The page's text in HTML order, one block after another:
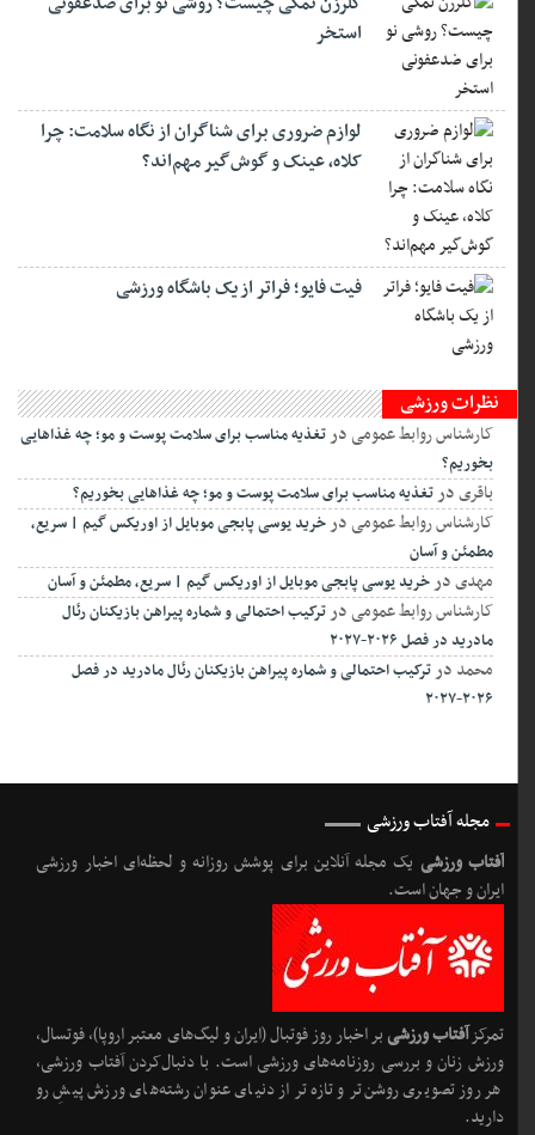
استخر
لوازم ضروری برای شناگران از نگاه سلامت: چرا
کلاه، عینک و گوش‌گیر مهم‌اند؟
فیت ‌فایو؛ فراتر از یک باشگاه ورزشی
نظرات ورزشی
کارشناس روابط عمومیدرتغذیه مناسب برای سلامت پوست و مو؛ چه غذاهایی
بخوریم؟
باقریدرتغذیه مناسب برای سلامت پوست و مو؛ چه غذاهایی بخوریم؟
کارشناس روابط عمومیدرخرید یوسی پابجی موبایل از اوریکس گیم | سریع،
مطمئن و آسان
مهدیدرخرید یوسی پابجی موبایل از اوریکس گیم | سریع، مطمئن و آسان
کارشناس روابط عمومیدرترکیب احتمالی و شماره پیراهن بازیکنان رئال
مادرید در فصل ۲۰۲۶-۲۰۲۷
محمددرترکیب احتمالی و شماره پیراهن بازیکنان رئال مادرید در فصل
۲۰۲۶-۲۰۲۷
مجله آفتاب ورزشی
آفتاب ورزشییک مجله آنلاین برای پوشش روزانه و لحظه‌ای اخبار ورزشی
ایران و جهان است.
تمرکزآفتاب ورزشیبر اخبار روز فوتبال (ایران و لیگ‌های معتبر اروپا)، فوتسال،
ورزش زنان و بررسی روزنامه‌های ورزشی است. با دنبال‌کردن آفتاب ورزشی،
هر روز تصویری روشن‌تر و تازه‌تر از دنیای عنوان رشته‌های ورزش پیشِ رو
دارید.